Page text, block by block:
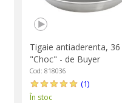
Tigaie antiaderenta,
"Choc" - de Buyer
Cod: 818036
(1)
În stoc